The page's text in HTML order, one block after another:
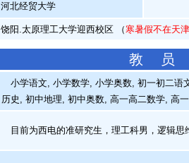
河北经贸大学
饶阳.太原理工大学迎西校区 （寒暑假不在天津
教 员
小学语文, 小学数学, 小学奥数, 初一初二语
历史, 初中地理, 初中奥数, 高一高二数学, 高
目前为西电的准研究生，理工科男，逻辑思